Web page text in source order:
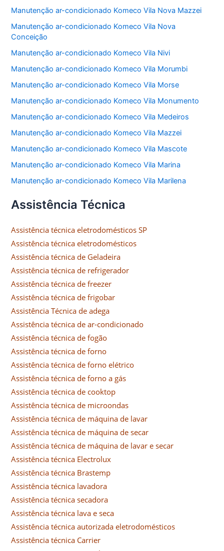
Manutenção ar-condicionado Komeco Vila Nova Mazzei
Manutenção ar-condicionado Komeco Vila Nova
Conceição
Manutenção ar-condicionado Komeco Vila Nivi
Manutenção ar-condicionado Komeco Vila Morumbi
Manutenção ar-condicionado Komeco Vila Morse
Manutenção ar-condicionado Komeco Vila Monumento
Manutenção ar-condicionado Komeco Vila Medeiros
Manutenção ar-condicionado Komeco Vila Mazzei
Manutenção ar-condicionado Komeco Vila Mascote
Manutenção ar-condicionado Komeco Vila Marina
Manutenção ar-condicionado Komeco Vila Marilena
Assistência Técnica
Assistência técnica eletrodomésticos SP
Assistência técnica eletrodomésticos
Assistência técnica de Geladeira
Assistência técnica de refrigerador
Assistência técnica de freezer
Assistência técnica de frigobar
Assistência Técnica de adega
Assistência técnica de ar-condicionado
Assistência técnica de fogão
Assistência técnica de forno
Assistência técnica de forno elétrico
Assistência técnica de forno a gás
Assistência técnica de cooktop
Assistência técnica de microondas
Assistência técnica de máquina de lavar
Assistência técnica de máquina de secar
Assistência técnica de máquina de lavar e secar
Assistência técnica Electrolux
Assistência técnica Brastemp
Assistência técnica lavadora
Assistência técnica secadora
Assistência técnica lava e seca
Assistência técnica autorizada eletrodomésticos
Assistência técnica Carrier